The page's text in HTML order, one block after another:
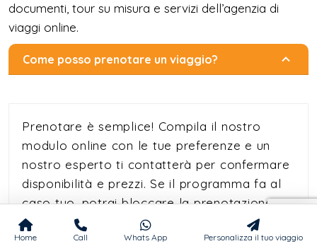
documenti, tour su misura e servizi dell’agenzia di
viaggi online.
Come posso prenotare un viaggio?
Prenotare è semplice! Compila il nostro
modulo online con le tue preferenze e un
nostro esperto ti contatterà per confermare
disponibilità e prezzi. Se il programma fa al
caso tuo, potrai bloccare la prenotazione
con un acconto del 25%. Il saldo rimanente
potrà essere pagato all'arrivo, in contanti o
Home Call Whats App Personalizza il tuo viaggio